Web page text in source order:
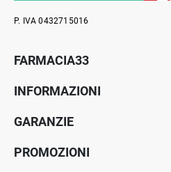
P. IVA 0432715016
FARMACIA33
INFORMAZIONI
GARANZIE
PROMOZIONI